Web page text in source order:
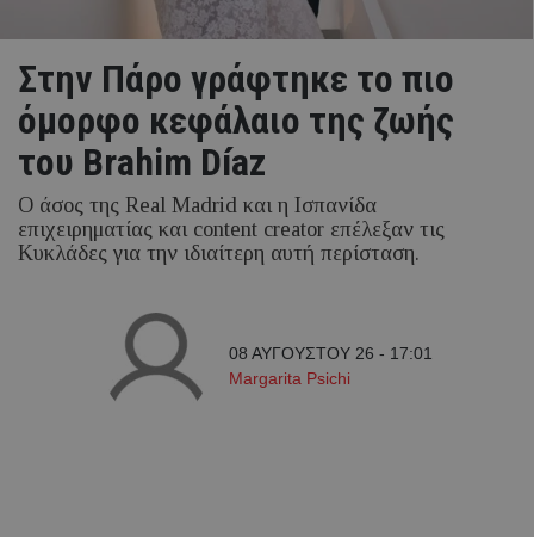
Στην Πάρο γράφτηκε το πιο
όμορφο κεφάλαιο της ζωής
του Brahim Díaz
Ο άσος της Real Madrid και η Ισπανίδα
επιχειρηματίας και content creator επέλεξαν τις
Κυκλάδες για την ιδιαίτερη αυτή περίσταση.
08 ΑΥΓΟΥΣΤΟΥ 26 - 17:01
Margarita Psichi